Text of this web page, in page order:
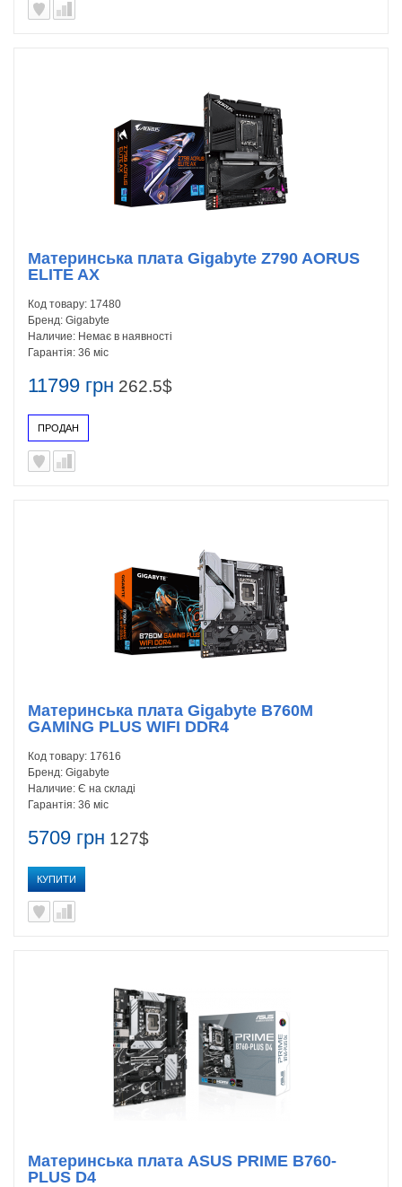
11799 грн 262.5$
ПРОДАН
Материнська плата Gigabyte Z790 AORUS
ELITE AX
Код товару: 17480
Бренд: Gigabyte
Наличие: Немає в наявності
Гарантія: 36 міс
5709 грн 127$
КУПИТИ
Материнська плата Gigabyte B760M
GAMING PLUS WIFI DDR4
Код товару: 17616
Бренд: Gigabyte
Наличие: Є на складі
Гарантія: 36 міс
Материнська плата ASUS PRIME B760-
PLUS D4